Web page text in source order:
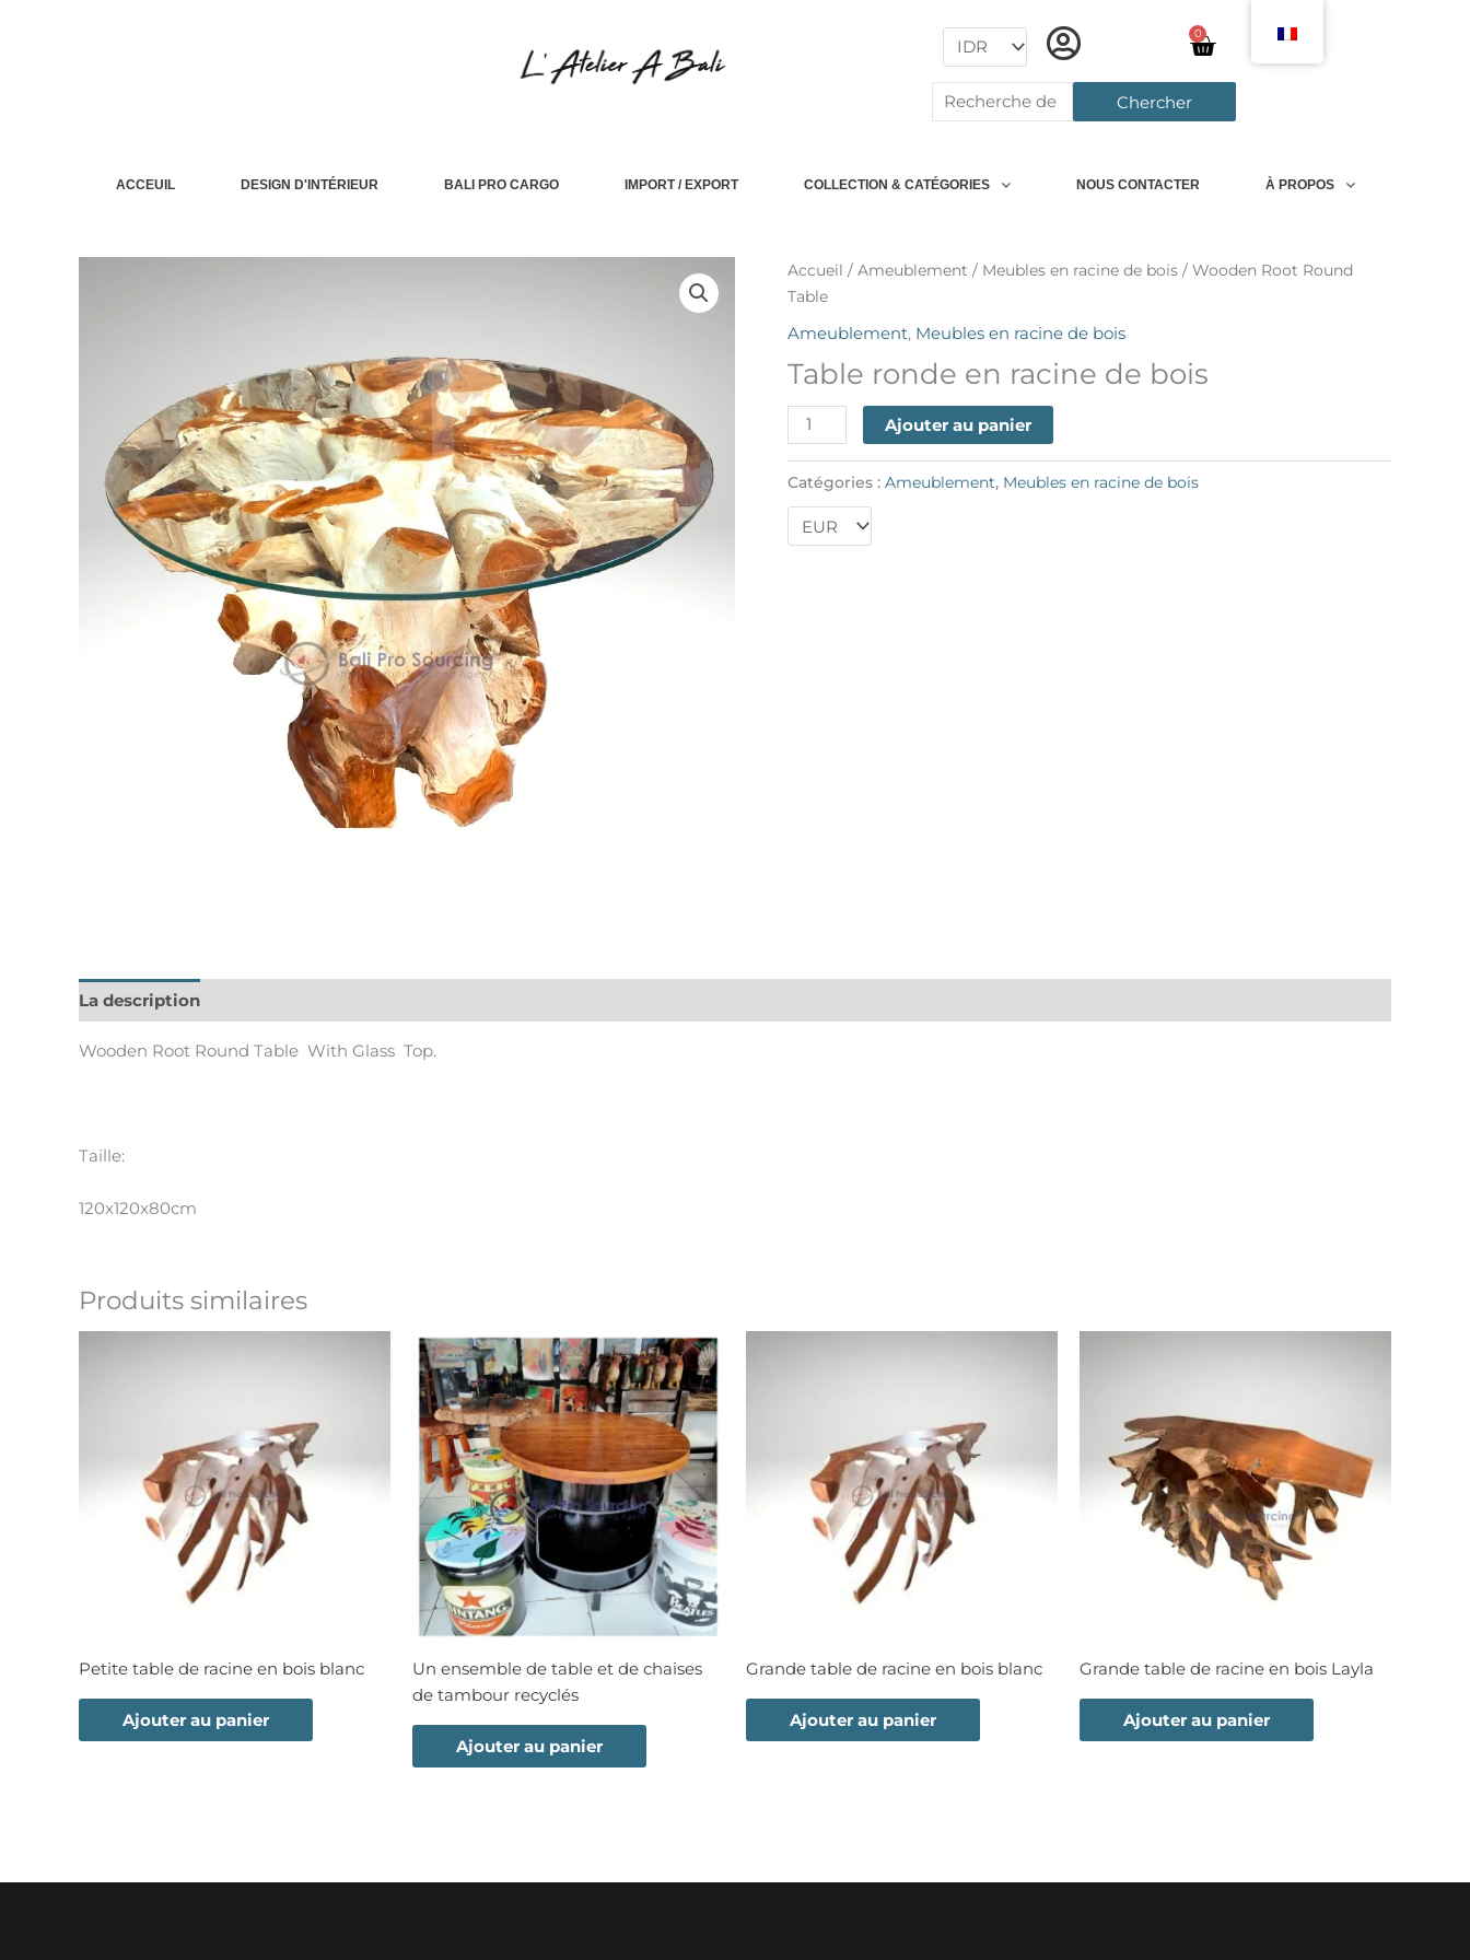
0
Chariot
Rechercher: Chercher
ACCEUIL DESIGN D'INTÉRIEUR BALI PRO CARGO IMPORT / EXPORT COLLECTION & CATÉGORIES NOUS CONTACTER À PROPOS
Accueil / Ameublement / Meubles en racine de bois / Wooden Root Round
Table
Ameublement, Meubles en racine de bois
Table ronde en racine de bois
quantité
de
Round
Ajouter au panier
Catégories : Ameublement, Meubles en racine de bois
La description
Wooden Root Round Table With Glass Top.
Taille:
120x120x80cm
Produits similaires
Petite table de racine en bois blanc
Ajouter au panier
Un ensemble de table et de chaises
de tambour recyclés
Ajouter au panier
Grande table de racine en bois blanc
Ajouter au panier
Grande table de racine en bois Layla
Ajouter au panier